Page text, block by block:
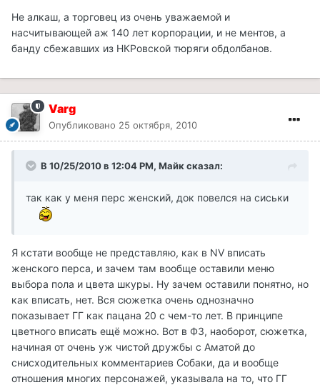
Не алкаш, а торговец из очень уважаемой и
насчитывающей аж 140 лет корпорации, и не ментов, а
банду сбежавших из НКРовской тюряги обдолбанов.
Varg
Опубликовано 25 октября, 2010
В 10/25/2010 в 12:04 PM, Майк сказал:
так как у меня перс женский, док повелся на сиськи
Я кстати вообще не представляю, как в NV вписать
женского перса, и зачем там вообще оставили меню
выбора пола и цвета шкуры. Ну зачем оставили понятно, но
как вписать, нет. Вся сюжетка очень однозначно
показывает ГГ как пацана 20 с чем-то лет. В принципе
цветного вписать ещё можно. Вот в Ф3, наоборот, сюжетка,
начиная от очень уж чистой дружбы с Аматой до
снисходительных комментариев Собаки, да и вообще
отношения многих персонажей, указывала на то, что ГГ